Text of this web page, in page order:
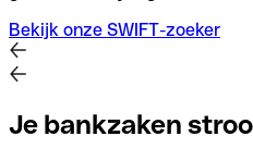
Bekijk onze SWIFT-zoeker
Je bankzaken